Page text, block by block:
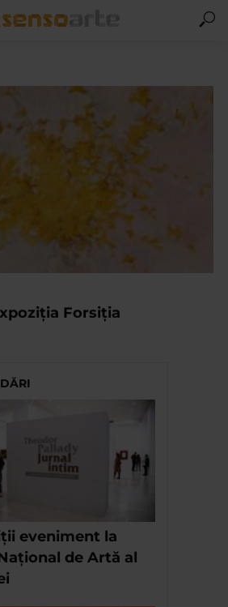
Forsiția
eveniment la
de Artă al